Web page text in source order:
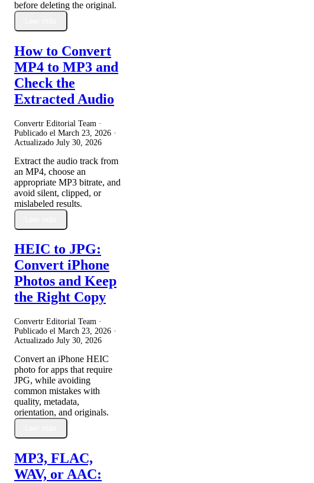
before deleting the original.
How to Convert
MP4 to MP3 and
Check the
Extracted Audio
Convertr Editorial Team ·
Publicado el March 23, 2026 ·
Actualizado July 30, 2026
Extract the audio track from
an MP4, choose an
appropriate MP3 bitrate, and
avoid silent, clipped, or
mislabeled results.
HEIC to JPG:
Convert iPhone
Photos and Keep
the Right Copy
Convertr Editorial Team ·
Publicado el March 23, 2026 ·
Actualizado July 30, 2026
Convert an iPhone HEIC
photo for apps that require
JPG, while avoiding
common mistakes with
quality, metadata,
orientation, and originals.
MP3, FLAC,
WAV, or AAC: